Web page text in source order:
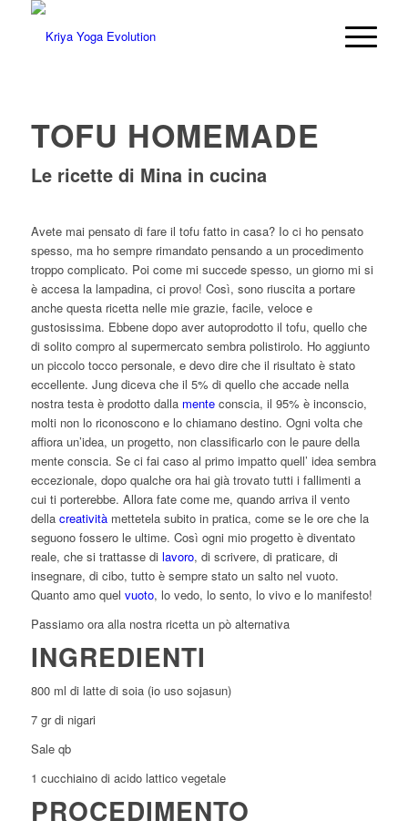
TOFU HOMEMADE
Le ricette di Mina in cucina
Avete mai pensato di fare il tofu fatto in casa? Io ci ho pensato
spesso, ma ho sempre rimandato pensando a un procedimento
troppo complicato. Poi come mi succede spesso, un giorno mi si
è accesa la lampadina, ci provo! Così, sono riuscita a portare
anche questa ricetta nelle mie grazie, facile, veloce e
gustosissima. Ebbene dopo aver autoprodotto il tofu, quello che
di solito compro al supermercato sembra polistirolo. Ho aggiunto
un piccolo tocco personale, e devo dire che il risultato è stato
eccellente. Jung diceva che il 5% di quello che accade nella
nostra testa è prodotto dalla menteconscia, il 95% è inconscio,
molti non lo riconoscono e lo chiamano destino. Ogni volta che
affiora un’idea, un progetto, non classificarlo con le paure della
mente conscia. Se ci fai caso al primo impatto quell’ idea sembra
eccezionale, dopo qualche ora hai già trovato tutti i fallimenti a
cui ti porterebbe. Allora fate come me, quando arriva il vento
della creativitàmettetela subito in pratica, come se le ore che la
seguono fossero le ultime. Così ogni mio progetto è diventato
reale, che si trattasse di lavoro, di scrivere, di praticare, di
insegnare, di cibo, tutto è sempre stato un salto nel vuoto.
Quanto amo quel vuoto, lo vedo, lo sento, lo vivo e lo manifesto!
Passiamo ora alla nostra ricetta un pò alternativa
INGREDIENTI
800 ml di latte di soia (io uso sojasun)
7 gr di nigari
Sale qb
1 cucchiaino di acido lattico vegetale
PROCEDIMENTO